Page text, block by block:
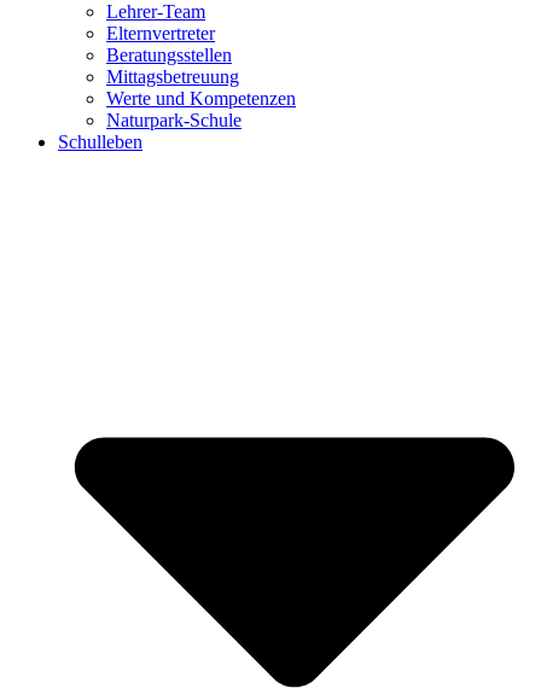
Lehrer-Team
Elternvertreter
Beratungsstellen
Mittagsbetreuung
Werte und Kompetenzen
Naturpark-Schule
Schulleben